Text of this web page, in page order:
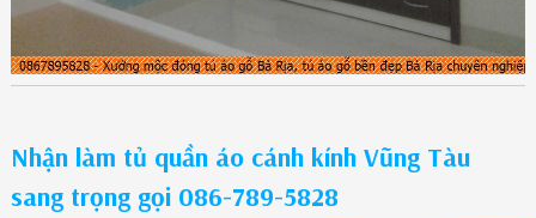
Nhận làm tủ quần áo cánh kính Vũng Tàu
sang trọng gọi 086-789-5828